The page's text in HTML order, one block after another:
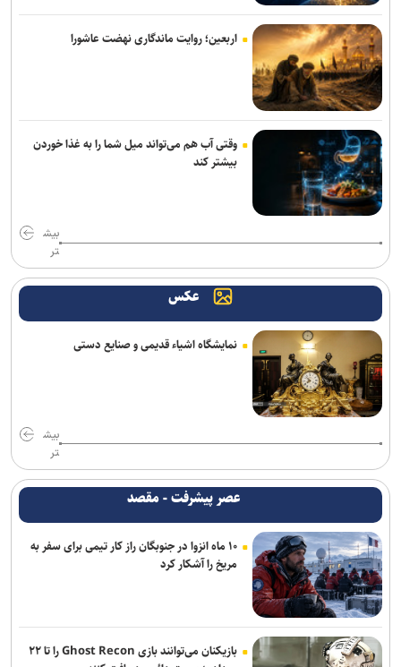
وزیر نفت: رسانه‌ها جلوه‌های ایثار کارکنان صنعت نفت را منعکس کردند
تکنولوژیک در معادن ایران
سامانه جامع پایش آب و برق کشور راه اندازی می‌شود
ورود بیش از ۳۳۰۰ زائر افغانستانی از مرز دوغارون به ایران
صنعت انرژی در مسیربازآفرینی/ ناترازی انرژی از بحران مقطعی تا ضرورت
جراحی حکمرانی
پیش بینی رگبار و رعدوبرق در ارتفاعات شمال کشور/ تداوم وزش باد
کشور/صرفه اقتصادی ۴ برابری بهینه‌سازی نسبت به نیروگاه‌سازی
وزیر راه: تکمیل مسکن مهر و اتصال ریلی پردیس با جدیت دنبال می‌شود
تراکنش‌های بانکی
ثبت رکورد ۱۰ هزار جایگزینی موفق/ بهینه‌سازی انرژی با مشارکت همگانی
محقق شد
دانش فنی و نوسازی بذرها برای تضمین امنیت غذایی
اربعین؛ روایت ماندگاری نهضت عاشورا
وقتی آب هم می‌تواند میل شما را به غذا خوردن
بیشتر کند
بیش
تر
عکس
نمایشگاه اشیاء قدیمی و صنایع دستی
بیش
تر
عصر پیشرفت - مقصد
۱۰ ماه انزوا در جنوبگان راز کار تیمی برای سفر به
مریخ را آشکار کرد
بازیکنان می‌توانند بازی Ghost Recon را تا ۲۲